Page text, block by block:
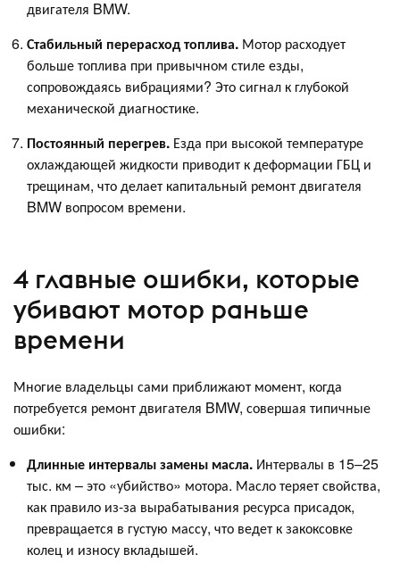
двигателя BMW.
Стабильный перерасход топлива. Мотор расходует
больше топлива при привычном стиле езды,
сопровождаясь вибрациями? Это сигнал к глубокой
механической диагностике.
Постоянный перегрев. Езда при высокой температуре
охлаждающей жидкости приводит к деформации ГБЦ и
трещинам, что делает капитальный ремонт двигателя
BMW вопросом времени.
4 главные ошибки, которые
убивают мотор раньше
времени
Многие владельцы сами приближают момент, когда
потребуется ремонт двигателя BMW, совершая типичные
ошибки:
Длинные интервалы замены масла. Интервалы в 15–25
тыс. км – это «убийство» мотора. Масло теряет свойства,
как правило из-за вырабатывания ресурса присадок,
превращается в густую массу, что ведет к закоксовке
колец и износу вкладышей.